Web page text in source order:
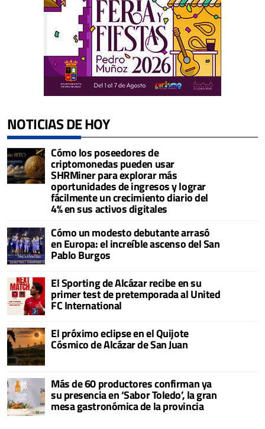
NOTICIAS DE HOY
Cómo los poseedores de
criptomonedas pueden usar
SHRMiner para explorar más
oportunidades de ingresos y lograr
fácilmente un crecimiento diario del
4% en sus activos digitales
Cómo un modesto debutante arrasó
en Europa: el increíble ascenso del San
Pablo Burgos
El Sporting de Alcázar recibe en su
primer test de pretemporada al United
FC International
El próximo eclipse en el Quijote
Cósmico de Alcázar de San Juan
Más de 60 productores confirman ya
su presencia en ‘Sabor Toledo’, la gran
mesa gastronómica de la provincia